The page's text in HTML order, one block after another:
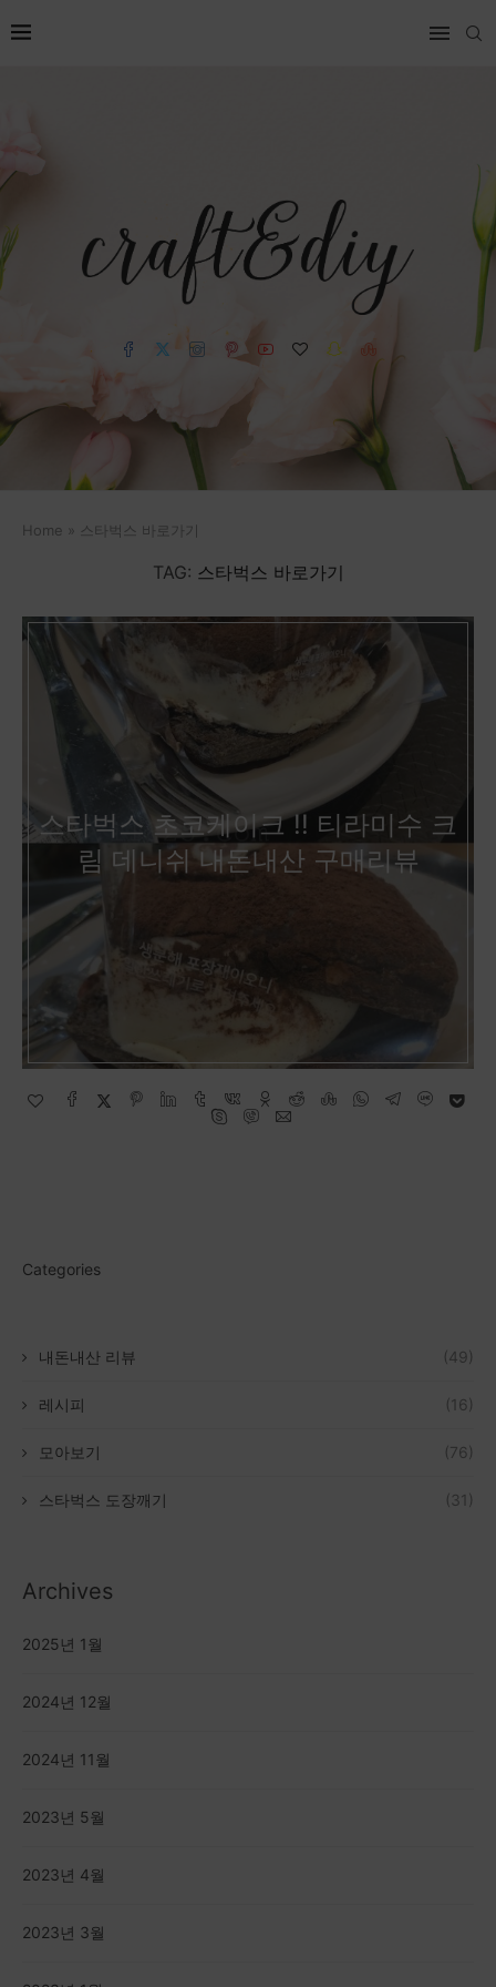
Home » 스타벅스 바로가기
TAG: 스타벅스 바로가기
스타벅스 초코케이크 !! 티라미수 크
림 데니쉬 내돈내산 구매리뷰
Categories
내돈내산 리뷰 (49)
레시피 (16)
모아보기 (76)
스타벅스 도장깨기 (31)
Archives
2025년 1월
2024년 12월
2024년 11월
2023년 5월
2023년 4월
2023년 3월